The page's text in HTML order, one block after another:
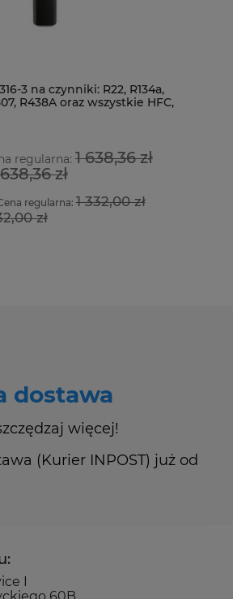
3 na czynniki: R22, R134a,
R438A oraz wszystkie HFC,
regularna: 1 638,36 zł
zł
regularna:1 332,00 zł
zł
dostawa
więcej!
(Kurier INPOST) już od
I